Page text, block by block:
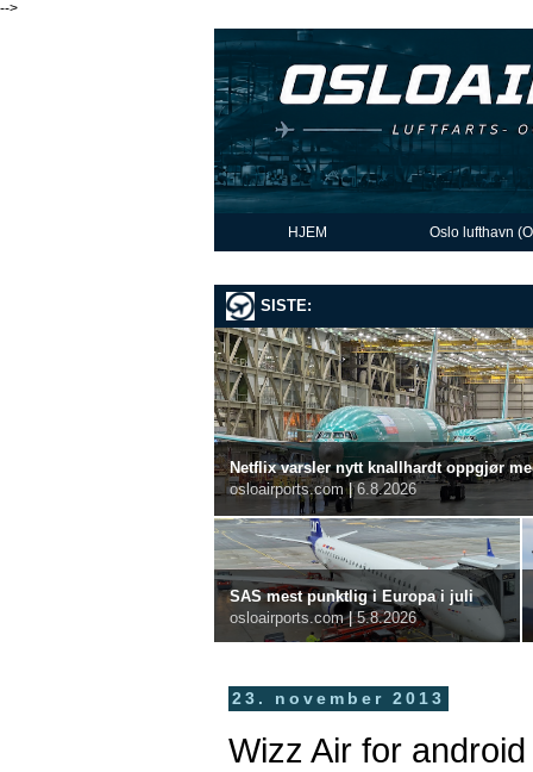
-->
HJEM Oslo lufthavn
SISTE:
Netflix varsler nytt knallhardt oppgjør
osloairports.com | 6.8.2026
SAS mest punktlig i Europa i juli
osloairports.com | 5.8.2026
23. november 2013
Wizz Air for